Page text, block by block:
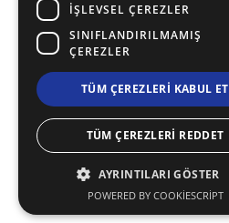
İŞLEVSEL ÇEREZLER
SINIFLANDIRILMAMIŞ
ÇEREZLER
TÜM ÇEREZLERI KABUL ET
TÜM ÇEREZLERI REDDET
AYRINTILARI GÖSTER
POWERED BY COOKIESCRIPT